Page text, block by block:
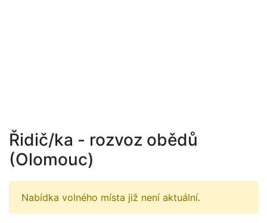
Řidič/ka - rozvoz obědů
(Olomouc)
Nabídka volného místa již není aktuální.